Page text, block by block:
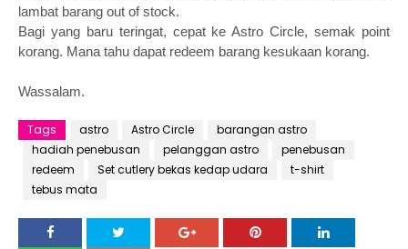
lambat barang out of stock.
Bagi yang baru teringat, cepat ke Astro Circle, semak point
korang. Mana tahu dapat redeem barang kesukaan korang.
Wassalam.
Tags astro Astro Circle
barangan astro
hadiah penebusan
pelanggan astro
penebusan
redeem
Set cutlery bekas kedap udara
t-shirt
tebus mata